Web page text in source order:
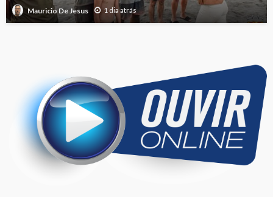
Mauricio De Jesus 1 dia atrás